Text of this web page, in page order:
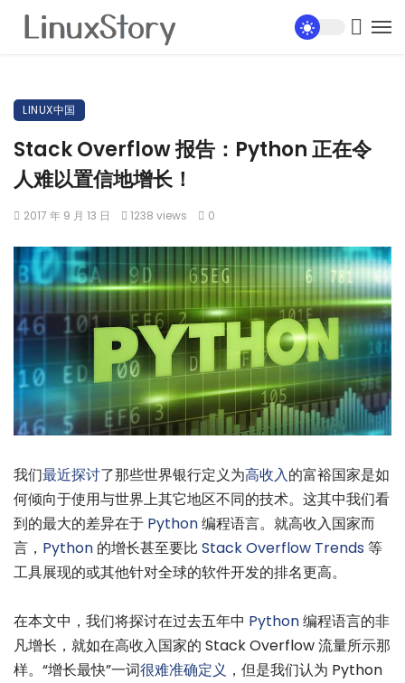
LINUX中国
Stack Overflow 报告：Python 正在令
人难以置信地增长！
2017 年 9 月 13 日 1238 views 0
我们最近探讨了那些世界银行定义为高收入的富裕国家是如
何倾向于使用与世界上其它地区不同的技术。这其中我们看
到的最大的差异在于 Python编程语言。就高收入国家而
言， Python 的增长甚至要比 Stack Overflow Trends 等
工具展现的或其他针对全球的软件开发的排名更高。
在本文中，我们将探讨在过去五年中 Python编程语言的非
凡增长，就如在高收入国家的 Stack Overflow 流量所示那
样。“增长最快”一词很难准确定义 ，但是我们认为 Python